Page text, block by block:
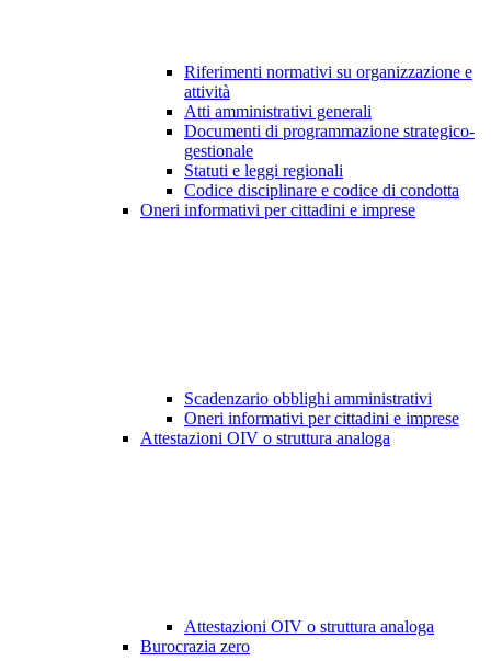
Riferimenti normativi su organizzazione e
attività
Atti amministrativi generali
Documenti di programmazione strategico-
gestionale
Statuti e leggi regionali
Codice disciplinare e codice di condotta
Oneri informativi per cittadini e imprese
Scadenzario obblighi amministrativi
Oneri informativi per cittadini e imprese
Attestazioni OIV o struttura analoga
Attestazioni OIV o struttura analoga
Burocrazia zero